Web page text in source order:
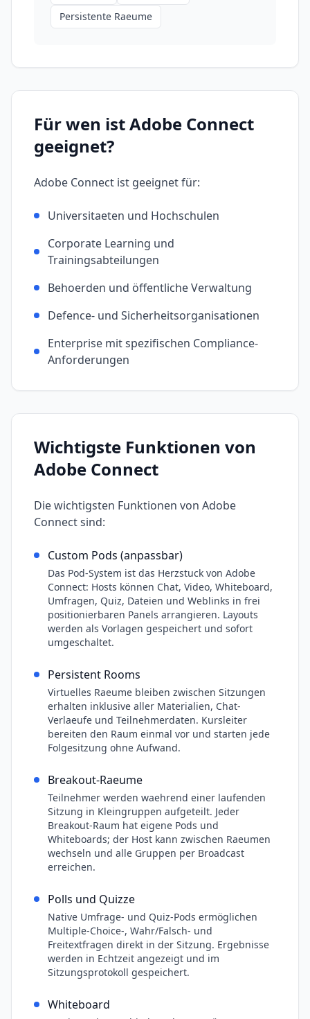
Persistente Raeume
Für wen istAdobe Connect
geeignet?
Adobe Connect ist geeignet für:
Universitaeten und Hochschulen
Corporate Learning und
Trainingsabteilungen
Behoerden und öffentliche Verwaltung
Defence- und Sicherheitsorganisationen
Enterprise mit spezifischen Compliance-
Anforderungen
Wichtigste Funktionen von
Adobe Connect
Die wichtigsten Funktionen von Adobe
Connectsind:
Custom Pods (anpassbar)
Das Pod-System ist das Herzstuck von Adobe
Connect: Hosts können Chat, Video, Whiteboard,
Umfragen, Quiz, Dateien und Weblinks in frei
positionierbaren Panels arrangieren. Layouts
werden als Vorlagen gespeichert und sofort
umgeschaltet.
Persistent Rooms
Virtuelles Raeume bleiben zwischen Sitzungen
erhalten inklusive aller Materialien, Chat-
Verlaeufe und Teilnehmerdaten. Kursleiter
bereiten den Raum einmal vor und starten jede
Folgesitzung ohne Aufwand.
Breakout-Raeume
Teilnehmer werden waehrend einer laufenden
Sitzung in Kleingruppen aufgeteilt. Jeder
Breakout-Raum hat eigene Pods und
Whiteboards; der Host kann zwischen Raeumen
wechseln und alle Gruppen per Broadcast
erreichen.
Polls und Quizze
Native Umfrage- und Quiz-Pods ermöglichen
Multiple-Choice-, Wahr/Falsch- und
Freitextfragen direkt in der Sitzung. Ergebnisse
werden in Echtzeit angezeigt und im
Sitzungsprotokoll gespeichert.
Whiteboard